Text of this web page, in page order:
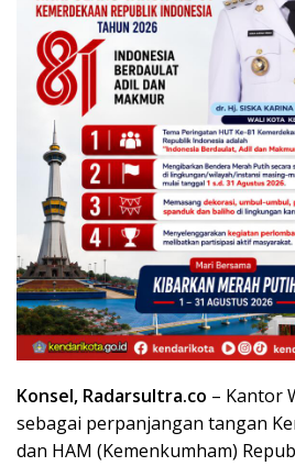
Konsel, Radarsultra.co – Kantor
sebagai perpanjangan tangan
dan HAM (Kemenkumham)